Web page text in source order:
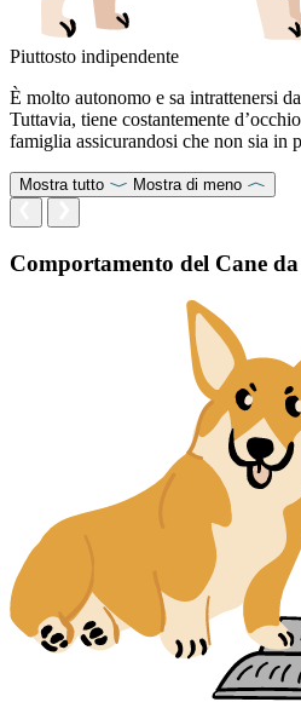
Piuttosto indipendente
È molto autonomo e sa intrattenersi
Tuttavia, tiene costantemente
famiglia assicurandosi che non sia in
Mostra tutto Mostra di meno
Comportamento del Cane